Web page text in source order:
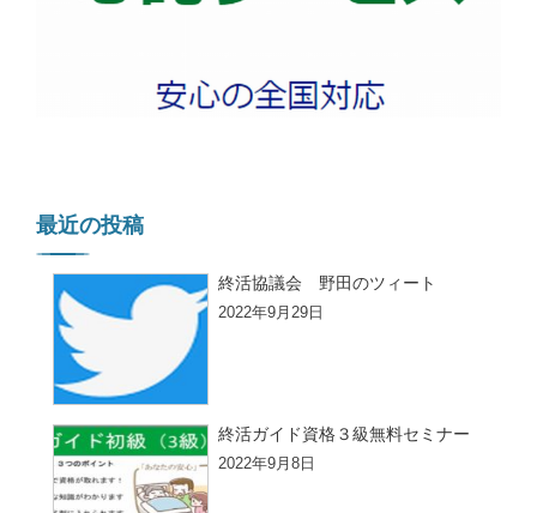
最近の投稿
終活協議会 野田のツィート
2022年9月29日
終活ガイド資格３級無料セミナー
2022年9月8日